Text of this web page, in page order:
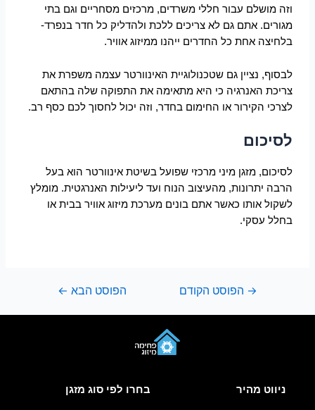
וזה מושלם עבור חללי משרדים, מרכזים מסחריים וגם בתי
מגורים. אתם גם לא צריכים ללכת ולהדליק כל חדר בנפרד-
בלחיצה אחת כל החדרים ייהנו ממיזוג אוויר.
לבסוף, נציין גם שטכנולוגיית האינוורטר עצמה משפרת את
צריכת האנרגיה כי היא מתאימה את התפוקה שלה בהתאם
לצרכי הקירור או החימום בחדר, וזה יכול לחסוך לכם כסף רב.
לסיכום
לסיכום, מזגן מיני מרכזי שפועל בשיטת אינוורטר הוא בעל
הרבה יתרונות, מהעיצוב הנוח ועד ליעילות האנרגטית. מומלץ
לשקול אותו כאשר אתם בונים מערכת מיזוג אוויר בבית או
בחלל עסקי.
→ הפוסט הקודם הפוסט הבא ←
ניווט מהיר בחרו לפי סוג מזגן